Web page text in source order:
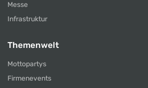
Messe
Infrastruktur
Themenwelt
Mottopartys
Firmenevents